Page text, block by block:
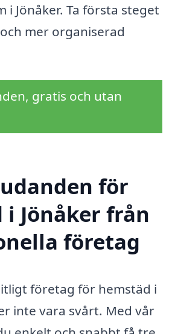
i Jönåker. Ta första steget
mer organiserad
gratis och utan
för
i Jönåker från
företag
företag för hemstäd i
inte vara svårt. Med vår